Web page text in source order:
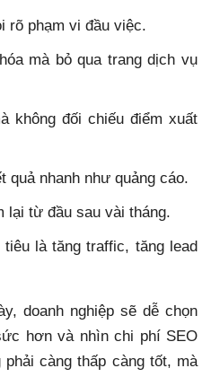
rõ phạm vi đầu việc.
mà bỏ qua trang dịch vụ
không đối chiếu điểm xuất
quả nhanh như quảng cáo.
lại từ đầu sau vài tháng.
là tăng traffic, tăng lead
doanh nghiệp sẽ dễ chọn
hơn và nhìn chi phí SEO
càng thấp càng tốt, mà